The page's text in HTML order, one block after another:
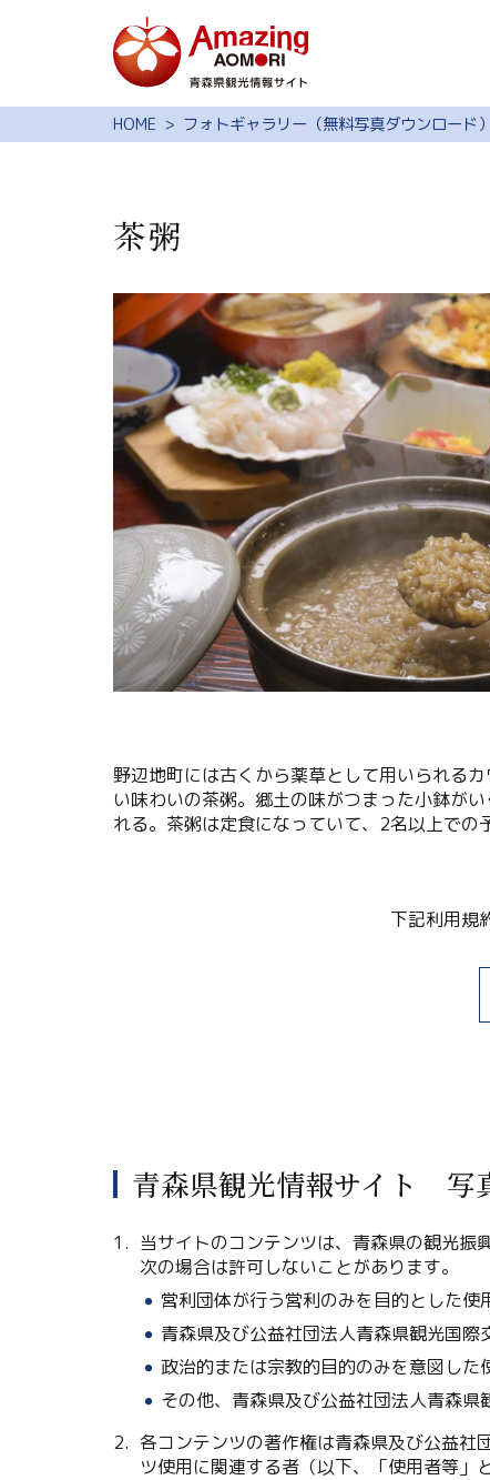
特集
スポット・体験
サイト内検索
行きたいリスト
動画ライブラリー
よくある質問
関連リンク集
日本語
繁体中文
한국어
HOME フォトギャラリー（無料写真ダウンロード）
茶粥
野辺地町には古くから薬草として用いられる
い味わいの茶粥。郷土の味がつまった小鉢が
れる。茶粥は定食になっていて、2名以上での
下記利用規
青森県観光情報サイト
当サイトのコンテンツは、青森県の観光振
次の場合は許可しないことがあります。
営利団体が行う営利のみを目的とした使
青森県及び公益社団法人青森県観光国
政治的または宗教的目的のみを意図した
その他、青森県及び公益社団法人青森
各コンテンツの著作権は青森県及び公益社
ツ使用に関連する者（以下、「使用者等」